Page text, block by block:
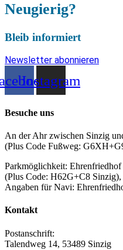
Neugierig?
Bleib informiert
Newsletter abonnieren
Instagram
Besuche uns
An der Ahr zwischen Sinzig
(Plus Code Fußweg:
Parkmöglichkeit:
(Plus Code: H62G+C8 Sinzig),
Angaben für Navi:
Kontakt
Postanschrift:
Talendweg 14, 53489 Sinzig